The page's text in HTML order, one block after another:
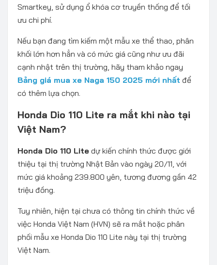
Smartkey, sử dụng ổ khóa cơ truyền thống để tối
ưu chi phí.
Nếu bạn đang tìm kiếm một mẫu xe thể thao, phân
khối lớn hơn hẳn và có mức giá cũng như ưu đãi
cạnh nhật trên thị trường, hãy tham khảo ngay
Bảng giá mua xe Naga 150 2025 mới nhất để
có thêm lựa chọn.
Honda Dio 110 Lite ra mắt khi nào tại
Việt Nam?
Honda Dio 110 Lite dự kiến chính thức được giới
thiệu tại thị trường Nhật Bản vào ngày 20/11, với
mức giá khoảng 239.800 yên, tương đương gần 42
triệu đồng.
Tuy nhiên, hiện tại chưa có thông tin chính thức về
việc Honda Việt Nam (HVN) sẽ ra mắt hoặc phân
phối mẫu xe Honda Dio 110 Lite này tại thị trường
Việt Nam.